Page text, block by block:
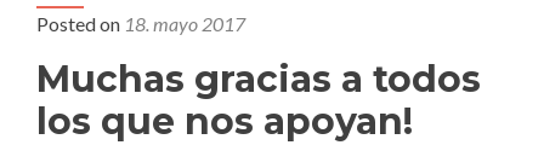
Posted on 18. mayo 2017
Muchas gracias a todos
los que nos apoyan!